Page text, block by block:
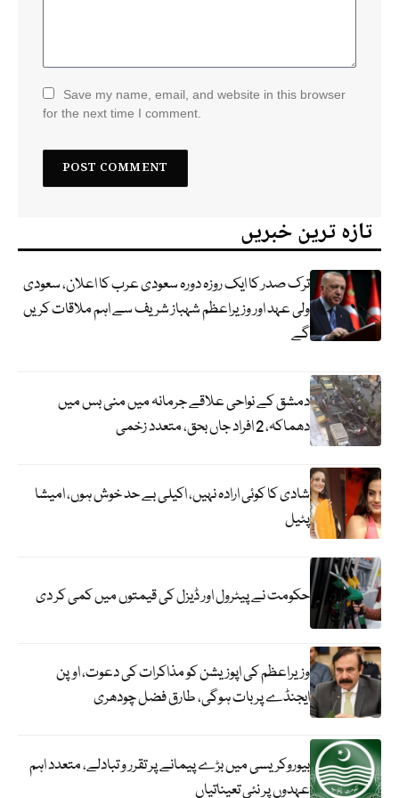
Save my name, email, and website in this browser
for the next time I comment.
تازہ ترین خبریں
ترک صدر کا ایک روزہ دورہ سعودی عرب کا اعلان، سعودی
ولی عہد اور وزیراعظم شہباز شریف سے اہم ملاقات کریں
گے
دمشق کے نواحی علاقے جرمانہ میں منی بس میں
دھماکہ، 2 افراد جاں بحق، متعدد زخمی
شادی کا کوئی ارادہ نہیں، اکیلی بے حد خوش ہوں، امیشا
پٹیل
حکومت نے پیٹرول اور ڈیزل کی قیمتوں میں کمی کر دی
وزیراعظم کی اپوزیشن کو مذاکرات کی دعوت، اوپن
ایجنڈے پر بات ہوگی، طارق فضل چودھری
بیوروکریسی میں بڑے پیمانے پر تقرر و تبادلے، متعدد اہم
عہدوں پر نئی تعیناتیاں